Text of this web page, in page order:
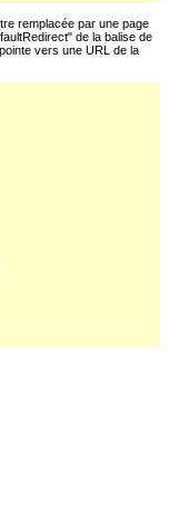
remplacée par une page
de la balise de
vers une URL de la